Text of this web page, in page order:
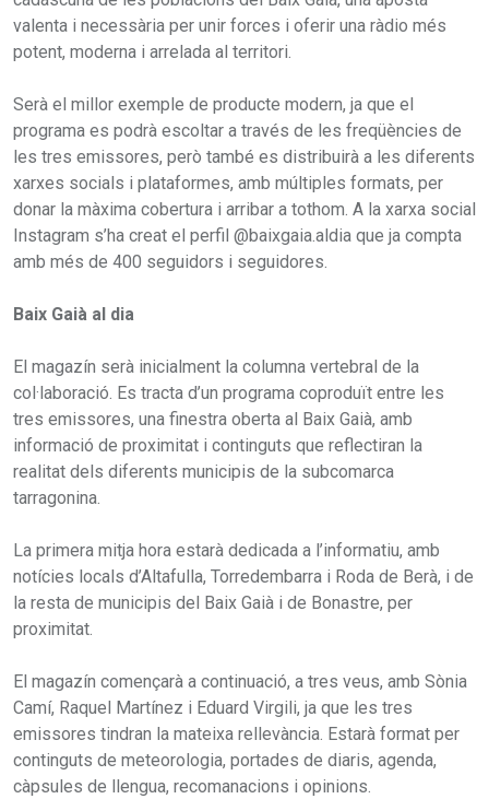
valenta i necessària per unir forces i oferir una ràdio més
potent, moderna i arrelada al territori.
Serà el millor exemple de producte modern, ja que el
programa es podrà escoltar a través de les freqüències de
les tres emissores, però també es distribuirà a les diferents
xarxes socials i plataformes, amb múltiples formats, per
donar la màxima cobertura i arribar a tothom. A la xarxa social
Instagram s’ha creat el perfil @baixgaia.aldia que ja compta
amb més de 400 seguidors i seguidores.
Baix Gaià al dia
El magazín serà inicialment la columna vertebral de la
col·laboració. Es tracta d’un programa coproduït entre les
tres emissores, una finestra oberta al Baix Gaià, amb
informació de proximitat i continguts que reflectiran la
realitat dels diferents municipis de la subcomarca
tarragonina.
La primera mitja hora estarà dedicada a l’informatiu, amb
notícies locals d’Altafulla, Torredembarra i Roda de Berà, i de
la resta de municipis del Baix Gaià i de Bonastre, per
proximitat.
El magazín començarà a continuació, a tres veus, amb Sònia
Camí, Raquel Martínez i Eduard Virgili, ja que les tres
emissores tindran la mateixa rellevància. Estarà format per
continguts de meteorologia, portades de diaris, agenda,
càpsules de llengua, recomanacions i opinions.